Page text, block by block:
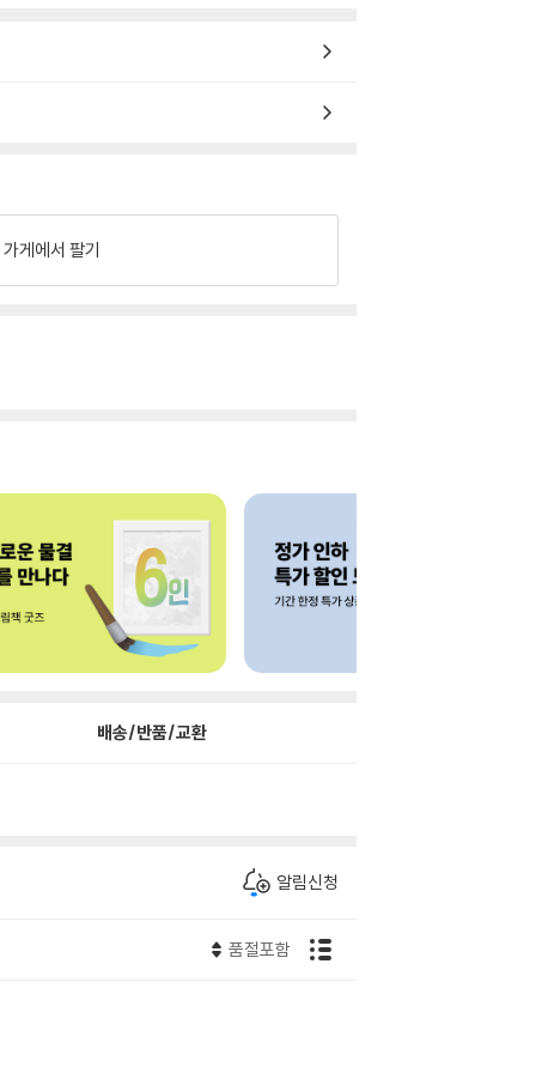
가게에서 팔기
배송/반품/교환
알림신청
품절포함